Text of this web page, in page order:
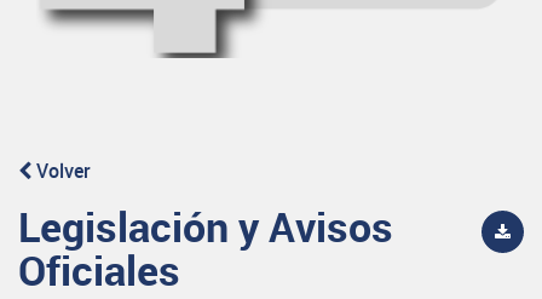
Volver
Legislación y Avisos
Oficiales